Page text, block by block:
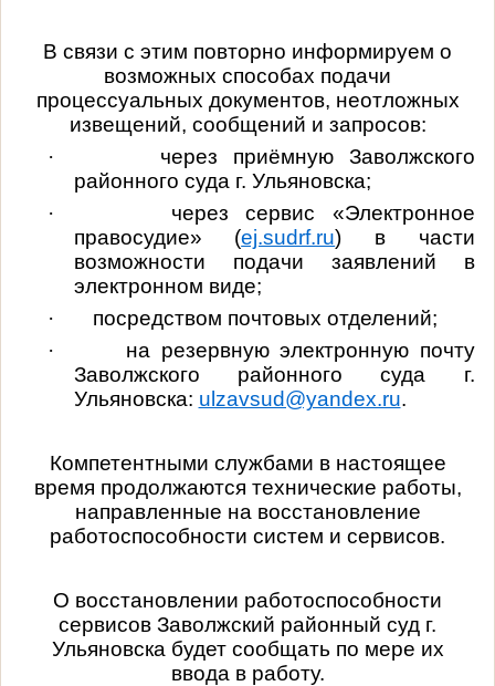
В связи с этим повторно информируем о
возможных способах подачи
процессуальных документов, неотложных
извещений, сообщений и запросов:
·
через приёмную Заволжского
районного суда г. Ульяновска;
·
через сервис «Электронное
правосудие» (ej.sudrf.ru) в части
возможности подачи заявлений в
электронном виде;
·
посредством почтовых отделений;
·
на резервную электронную почту
Заволжского районного суда г.
Ульяновска: ulzavsud@yandex.ru.
Компетентными службами в настоящее
время продолжаются технические работы,
направленные на восстановление
работоспособности систем и сервисов.
О восстановлении работоспособности
сервисов Заволжский районный суд г.
Ульяновска будет сообщать по мере их
ввода в работу.